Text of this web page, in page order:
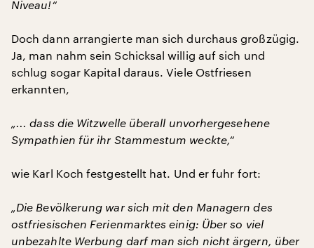
Niveau!“
Doch dann arrangierte man sich durchaus großzügig.
Ja, man nahm sein Schicksal willig auf sich und
schlug sogar Kapital daraus. Viele Ostfriesen
erkannten,
„... dass die Witzwelle überall unvorhergesehene
Sympathien für ihr Stammestum weckte,“
wie Karl Koch festgestellt hat. Und er fuhr fort:
„Die Bevölkerung war sich mit den Managern des
ostfriesischen Ferienmarktes einig: Über so viel
unbezahlte Werbung darf man sich nicht ärgern, über